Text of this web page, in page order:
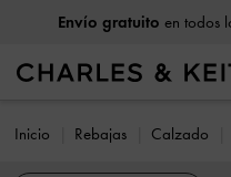
Envío gratuito en todos
Inicio Rebajas Calzado